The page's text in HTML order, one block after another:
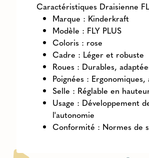
Caractéristiques Draisienne
Marque : Kinderkraft
Modèle : FLY PLUS
Coloris : rose
Cadre : Léger et robuste
Roues : Durables,
Poignées :
Selle : Réglable en
Usage : Développement
l'autonomie
Conformité : Normes de